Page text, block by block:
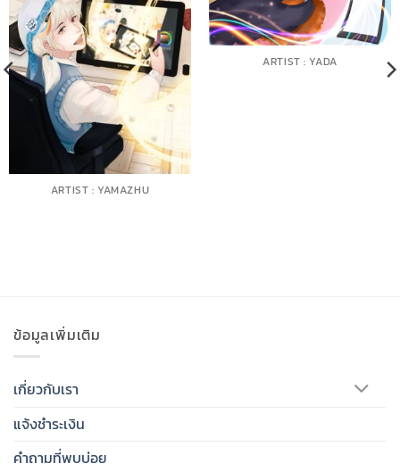
ARTIST : YAMAZHU
ARTIST : YADA
ข้อมูลเพิ่มเติม
เกี่ยวกับเรา
แจ้งชำระเงิน
คำถามที่พบบ่อย